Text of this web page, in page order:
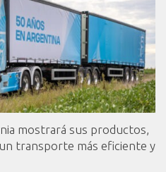
mostrará sus productos,
transporte más eficiente y